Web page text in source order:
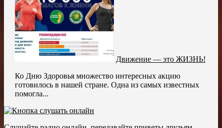
Движение — это ЖИЗНЬ!
Ко Дню Здоровья множество интересных акцию
готовилось в нашей стране. Одна из самых известных
помогла...